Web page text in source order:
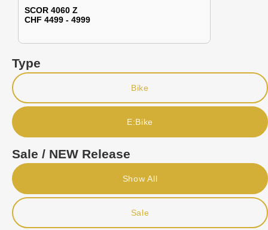
SCOR 4060 Z
CHF 4499 - 4999
Type
Bike
E:Bike
Sale / NEW Release
Show All
Sale